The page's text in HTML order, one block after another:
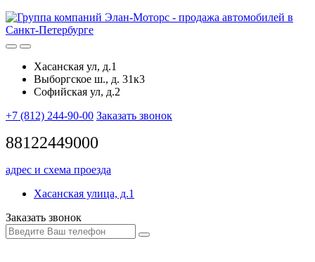
Хасанская ул, д.1
Выборгское ш., д. 31к3
Софийская ул, д.2
+7 (812) 244-90-00 Заказать звонок
88122449000
адрес и схема проезда
Хасанская улица, д.1
Заказать звонок